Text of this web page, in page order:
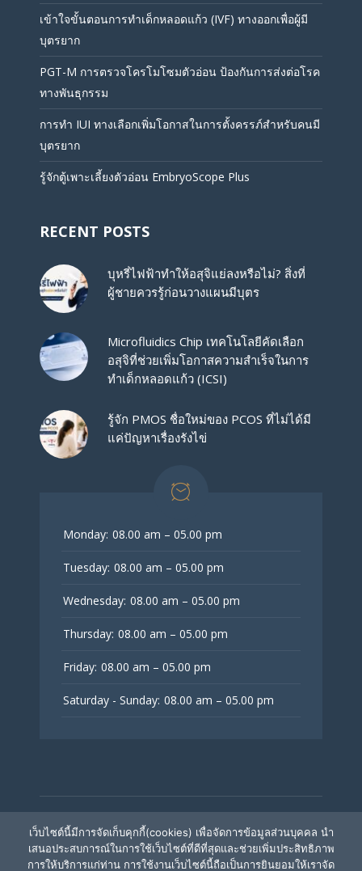
เข้าใจขั้นตอนการทำเด็กหลอดแก้ว (IVF) ทางออกเพื่อผู้มี
บุตรยาก
PGT-M การตรวจโครโมโซมตัวอ่อน ป้องกันการส่งต่อโรค
ทางพันธุกรรม
การทำ IUI ทางเลือกเพิ่มโอกาสในการตั้งครรภ์สำหรับคนมี
บุตรยาก
รู้จักตู้เพาะเลี้ยงตัวอ่อน EmbryoScope Plus
RECENT POSTS
บุหรี่ไฟฟ้าทำให้อสุจิแย่ลงหรือไม่? สิ่งที่
ผู้ชายควรรู้ก่อนวางแผนมีบุตร
Microfluidics Chip เทคโนโลยีคัดเลือก
อสุจิที่ช่วยเพิ่มโอกาสความสำเร็จในการ
ทำเด็กหลอดแก้ว (ICSI)
รู้จัก PMOS ชื่อใหม่ของ PCOS ที่ไม่ได้มี
แค่ปัญหาเรื่องรังไข่
Monday: 08.00 am – 05.00 pm
Tuesday: 08.00 am – 05.00 pm
Wednesday: 08.00 am – 05.00 pm
Thursday: 08.00 am – 05.00 pm
Friday: 08.00 am – 05.00 pm
Saturday - Sunday: 08.00 am – 05.00 pm
© V Fertility Thailand
เว็บไซต์นี้มีการจัดเก็บคุกกี้(cookies) เพื่อจัดการข้อมูลส่วนบุคคล นำ
เสนอประสบการณ์ในการใช้เว็บไซต์ที่ดีที่สุดและช่วยเพิ่มประสิทธิภาพ
การให้บริการแก่ท่าน การใช้งานเว็บไซต์นี้ถือเป็นการยินยอมให้เราจัด